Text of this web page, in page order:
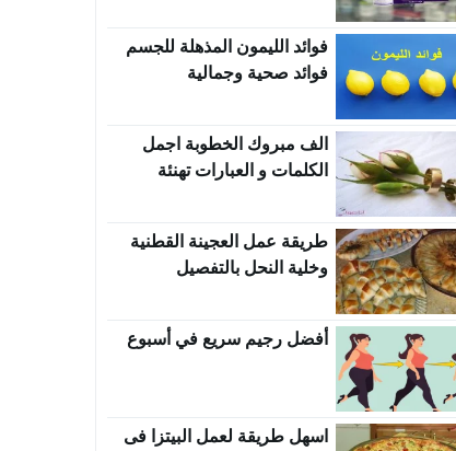
فوائد الليمون المذهلة للجسم
فوائد صحية وجمالية
الف مبروك الخطوبة اجمل
الكلمات و العبارات تهنئة
طريقة عمل العجينة القطنية
وخلية النحل بالتفصيل
أفضل رجيم سريع في أسبوع
اسهل طريقة لعمل البيتزا فى